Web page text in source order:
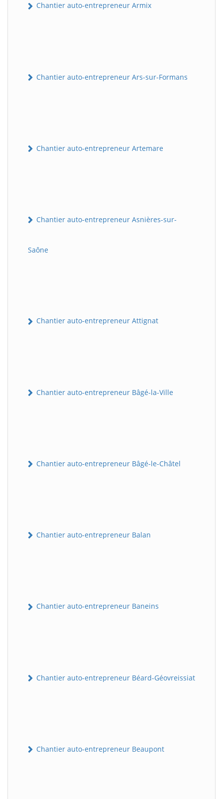
Chantier auto-entrepreneur Armix
Chantier auto-entrepreneur Ars-sur-Formans
Chantier auto-entrepreneur Artemare
Chantier auto-entrepreneur Asnières-sur-
Saône
Chantier auto-entrepreneur Attignat
Chantier auto-entrepreneur Bâgé-la-Ville
Chantier auto-entrepreneur Bâgé-le-Châtel
Chantier auto-entrepreneur Balan
Chantier auto-entrepreneur Baneins
Chantier auto-entrepreneur Béard-Géovreissiat
Chantier auto-entrepreneur Beaupont